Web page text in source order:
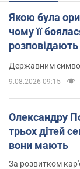
Якою була
чому її
розповідають
Державним
9.08.2026 09:15
Олександру
трьох дітей
вони мають
За розвитком